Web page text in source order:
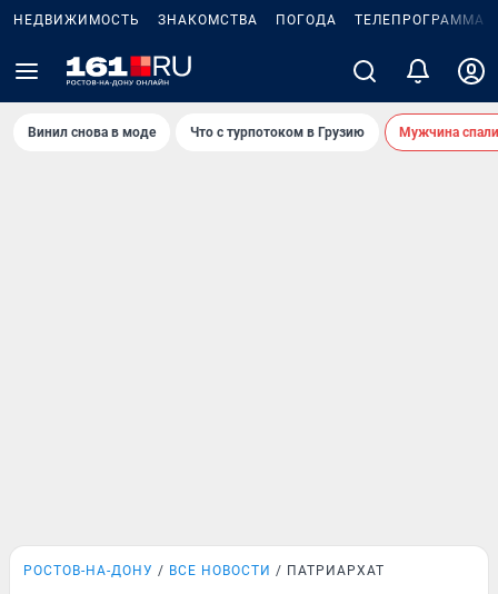
НЕДВИЖИМОСТЬ ЗНАКОМСТВА ПОГОДА ТЕЛЕПРОГРАММА
Винил снова в моде Что с турпотоком в Грузию Мужчина
РОСТОВ-НА-ДОНУ ВСЕ НОВОСТИ ПАТРИАРХАТ